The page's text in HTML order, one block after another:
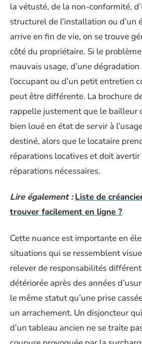
la vétusté, de la non-conformité,
structurel de l’installation ou d’un
arrive en fin de vie, on se trouve
côté du propriétaire. Si le
mauvais usage, d’une
l’occupant ou d’un petit entretien
peut être différente. La brochure
rappelle justement que le bailleur
bien loué en état de servir à
destiné, alors que le locataire
réparations locatives et doit
réparations nécessaires.
Lire également : Liste de
trouver facilement en ligne ?
Cette nuance est importante en
situations qui se ressemblent
relever de responsabilités
détériorée après des années
le même statut qu’une prise
un arrachement. Un disjoncteur
d’un tableau ancien ne se traite